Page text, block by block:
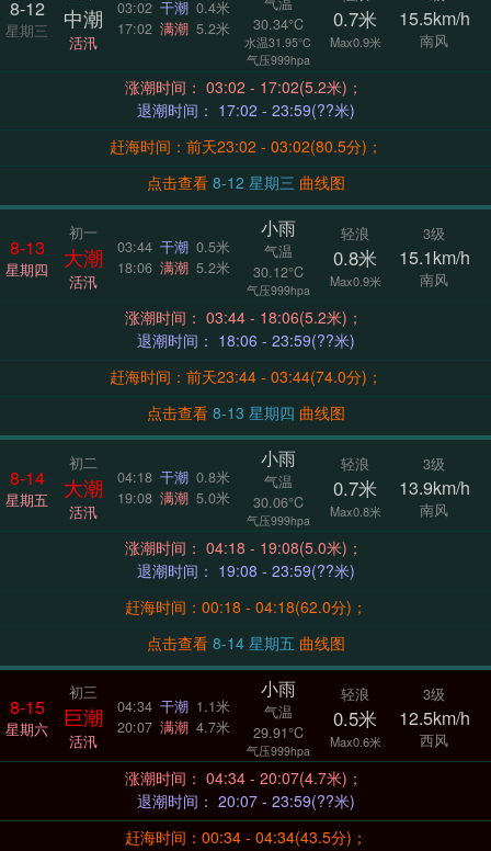
8-12
星期三 中潮
活汛
03:02 干潮 0.4米
17:02 满潮 5.2米
30.34°C
水温31.95°C
气压999hpa
0.7米
Max0.9米
15.5km/h
南风
涨潮时间： 03:02 - 17:02(5.2米)；
退潮时间： 17:02 - 23:59(??米)
赶海时间：前天23:02 - 03:02(80.5分)；
点击查看
8-12 星期三 曲线图
8-13
星期四
初一
大潮
活汛
03:44 干潮 0.5米
18:06 满潮 5.2米
小雨
气温
30.12°C
气压999hpa
轻浪
0.8米
Max0.9米
3级
15.1km/h
南风
涨潮时间： 03:44 - 18:06(5.2米)；
退潮时间： 18:06 - 23:59(??米)
赶海时间：前天23:44 - 03:44(74.0分)；
点击查看
8-13 星期四 曲线图
8-14
星期五
初二
大潮
活汛
04:18 干潮 0.8米
19:08 满潮 5.0米
小雨
气温
30.06°C
气压999hpa
轻浪
0.7米
Max0.8米
3级
13.9km/h
南风
涨潮时间： 04:18 - 19:08(5.0米)；
退潮时间： 19:08 - 23:59(??米)
赶海时间：00:18 - 04:18(62.0分)；
点击查看
8-14 星期五 曲线图
8-15
星期六
初三
巨潮
活汛
04:34 干潮 1.1米
20:07 满潮 4.7米
小雨
气温
29.91°C
气压999hpa
轻浪
0.5米
Max0.6米
3级
12.5km/h
西风
涨潮时间： 04:34 - 20:07(4.7米)；
退潮时间： 20:07 - 23:59(??米)
赶海时间：00:34 - 04:34(43.5分)；